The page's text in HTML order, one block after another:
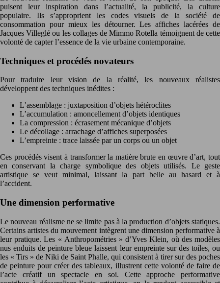
puisent leur inspiration dans l’actualité, la publicité, la culture
populaire. Ils s’approprient les codes visuels de la société de
consommation pour mieux les détourner. Les affiches lacérées de
Jacques Villeglé ou les collages de Mimmo Rotella témoignent de cette
volonté de capter l’essence de la vie urbaine contemporaine.
Techniques et procédés novateurs
Pour traduire leur vision de la réalité, les nouveaux réalistes
développent des techniques inédites :
L’assemblage : juxtaposition d’objets hétéroclites
L’accumulation : amoncellement d’objets identiques
La compression : écrasement mécanique d’objets
Le décollage : arrachage d’affiches superposées
L’empreinte : trace laissée par un corps ou un objet
Ces procédés visent à transformer la matière brute en œuvre d’art, tout
en conservant la charge symbolique des objets utilisés. Le geste
artistique se veut minimal, laissant la part belle au hasard et à
l’accident.
Une dimension performative
Le nouveau réalisme ne se limite pas à la production d’objets statiques.
Certains artistes du mouvement intègrent une dimension performative à
leur pratique. Les « Anthropométries » d’Yves Klein, où des modèles
nus enduits de peinture bleue laissent leur empreinte sur des toiles, ou
les « Tirs » de Niki de Saint Phalle, qui consistent à tirer sur des poches
de peinture pour créer des tableaux, illustrent cette volonté de faire de
l’acte créatif un spectacle en soi. Cette approche performative